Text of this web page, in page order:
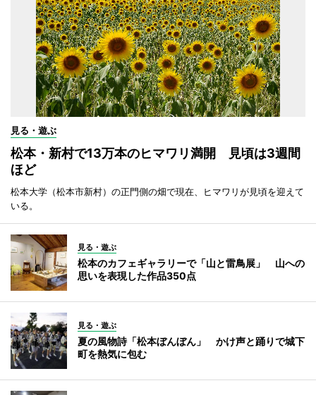
見る・遊ぶ
松本・新村で13万本のヒマワリ満開 見頃は3週間
ほど
松本大学（松本市新村）の正門側の畑で現在、ヒマワリが見頃を迎えて
いる。
見る・遊ぶ
松本のカフェギャラリーで「山と雷鳥展」 山への
思いを表現した作品350点
見る・遊ぶ
夏の風物詩「松本ぼんぼん」 かけ声と踊りで城下
町を熱気に包む